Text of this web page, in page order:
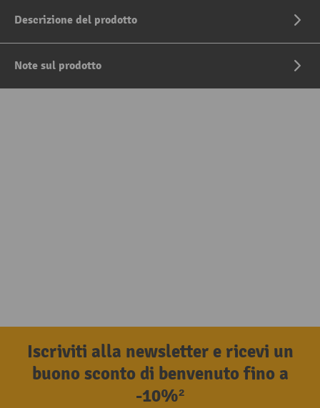
Descrizione del prodotto
Note sul prodotto
Iscriviti alla newsletter e ricevi un
buono sconto di benvenuto fino a
-10%²